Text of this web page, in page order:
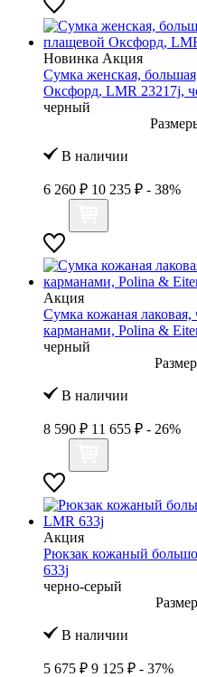
Новинка Акция
Сумка женская,
Оксфорд, LMR 23217j,
черный
В наличии
6 260 ₽ 10 235 ₽ - 38%
Акция
Сумка кожаная лаковая,
карманами, Polina &
черный
В наличии
8 590 ₽ 11 655 ₽ - 26%
Акция
Рюкзак кожаный
633j
черно-серый
В наличии
5 675 ₽ 9 125 ₽ - 37%